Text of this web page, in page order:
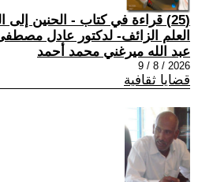
(25) قراءة في كتاب - الحنين
العلم الزائف- لدكتور عادل
عبد الله ميرغني محمد أحمد
2026 / 8 / 9
قضايا ثقافية